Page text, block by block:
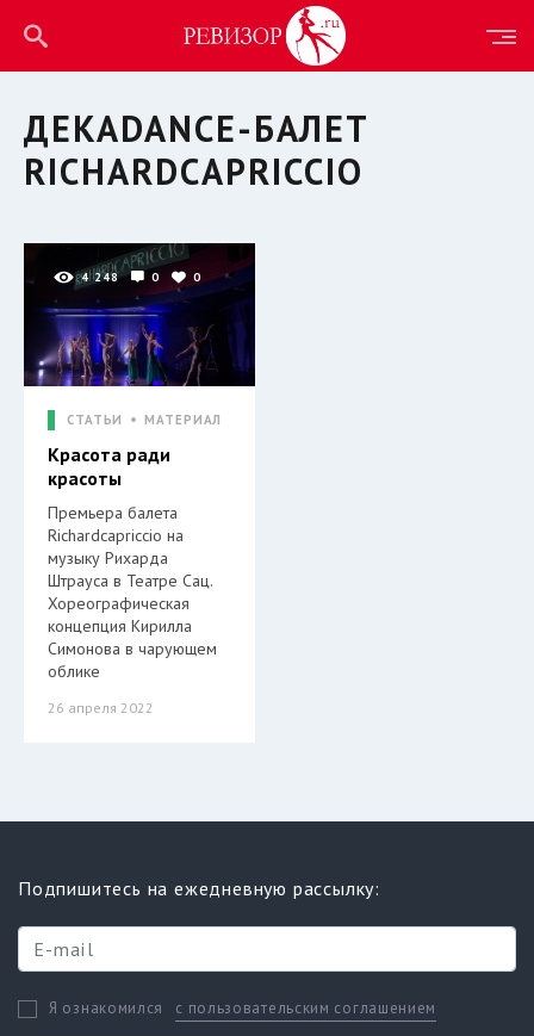
ДЕКАDANCE-БАЛЕТ
RICHARDСAPRICCIO
4 248 0 0
СТАТЬИ МАТЕРИАЛ
Красота ради
красоты
Премьера балета
Richardсapriccio на
музыку Рихарда
Штрауса в Театре Сац.
Хореографическая
концепция Кирилла
Симонова в чарующем
облике
26 апреля 2022
Подпишитесь на ежедневную рассылку:
Я ознакомился с пользовательским соглашением